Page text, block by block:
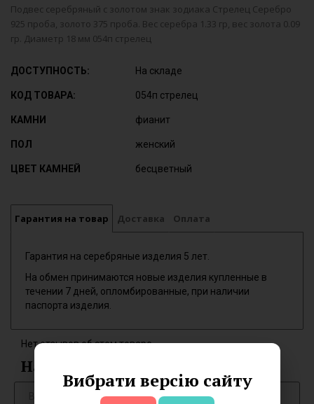
Вибрати версію сайту
Подвес серебряный с золотом знак зодиака Стрелец Серебро
925 проба, золото 375 проба. Вес серебра 1.33 гр, вес золота 0.09
гр. Диаметр 18 мм 054п стрелец
ДОСТУПНОСТЬ: На складе
КОД ТОВАРА: 054п стрелец
КАМНИ фианит
ПОЛ женский
ЦВЕТ КАМНЕЙ бесцветный
Гарантия на товар Доставка Оплата
Гарантия на серебряные изделия 5 лет.
На обмен принимаются новые изделия купленные в
течении 7 дней, опломбированные, при наличии
паспорта изделия.
Нет отзывов об этом товаре.
Написать отзыв